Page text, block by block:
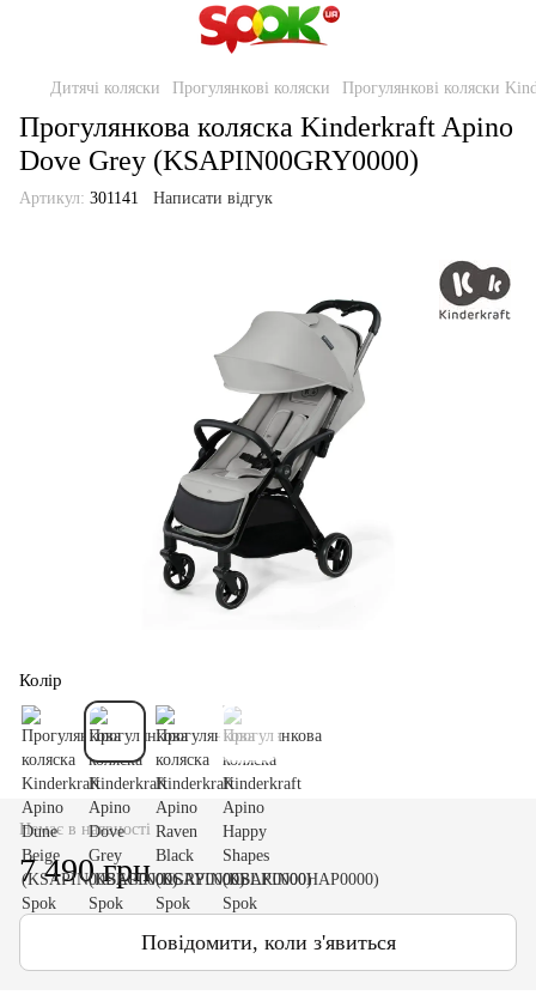
Дитячі коляски Прогулянкові коляски Прогулянкові коляски
Прогулянкова коляска Kinderkraft Apino
Dove Grey (KSAPIN00GRY0000)
Артикул: 301141 Написати відгук
Колір
Немає в наявності
7 490 грн
Повідомити, коли з'явиться